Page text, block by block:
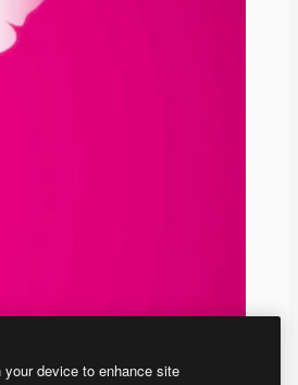
device to enhance site